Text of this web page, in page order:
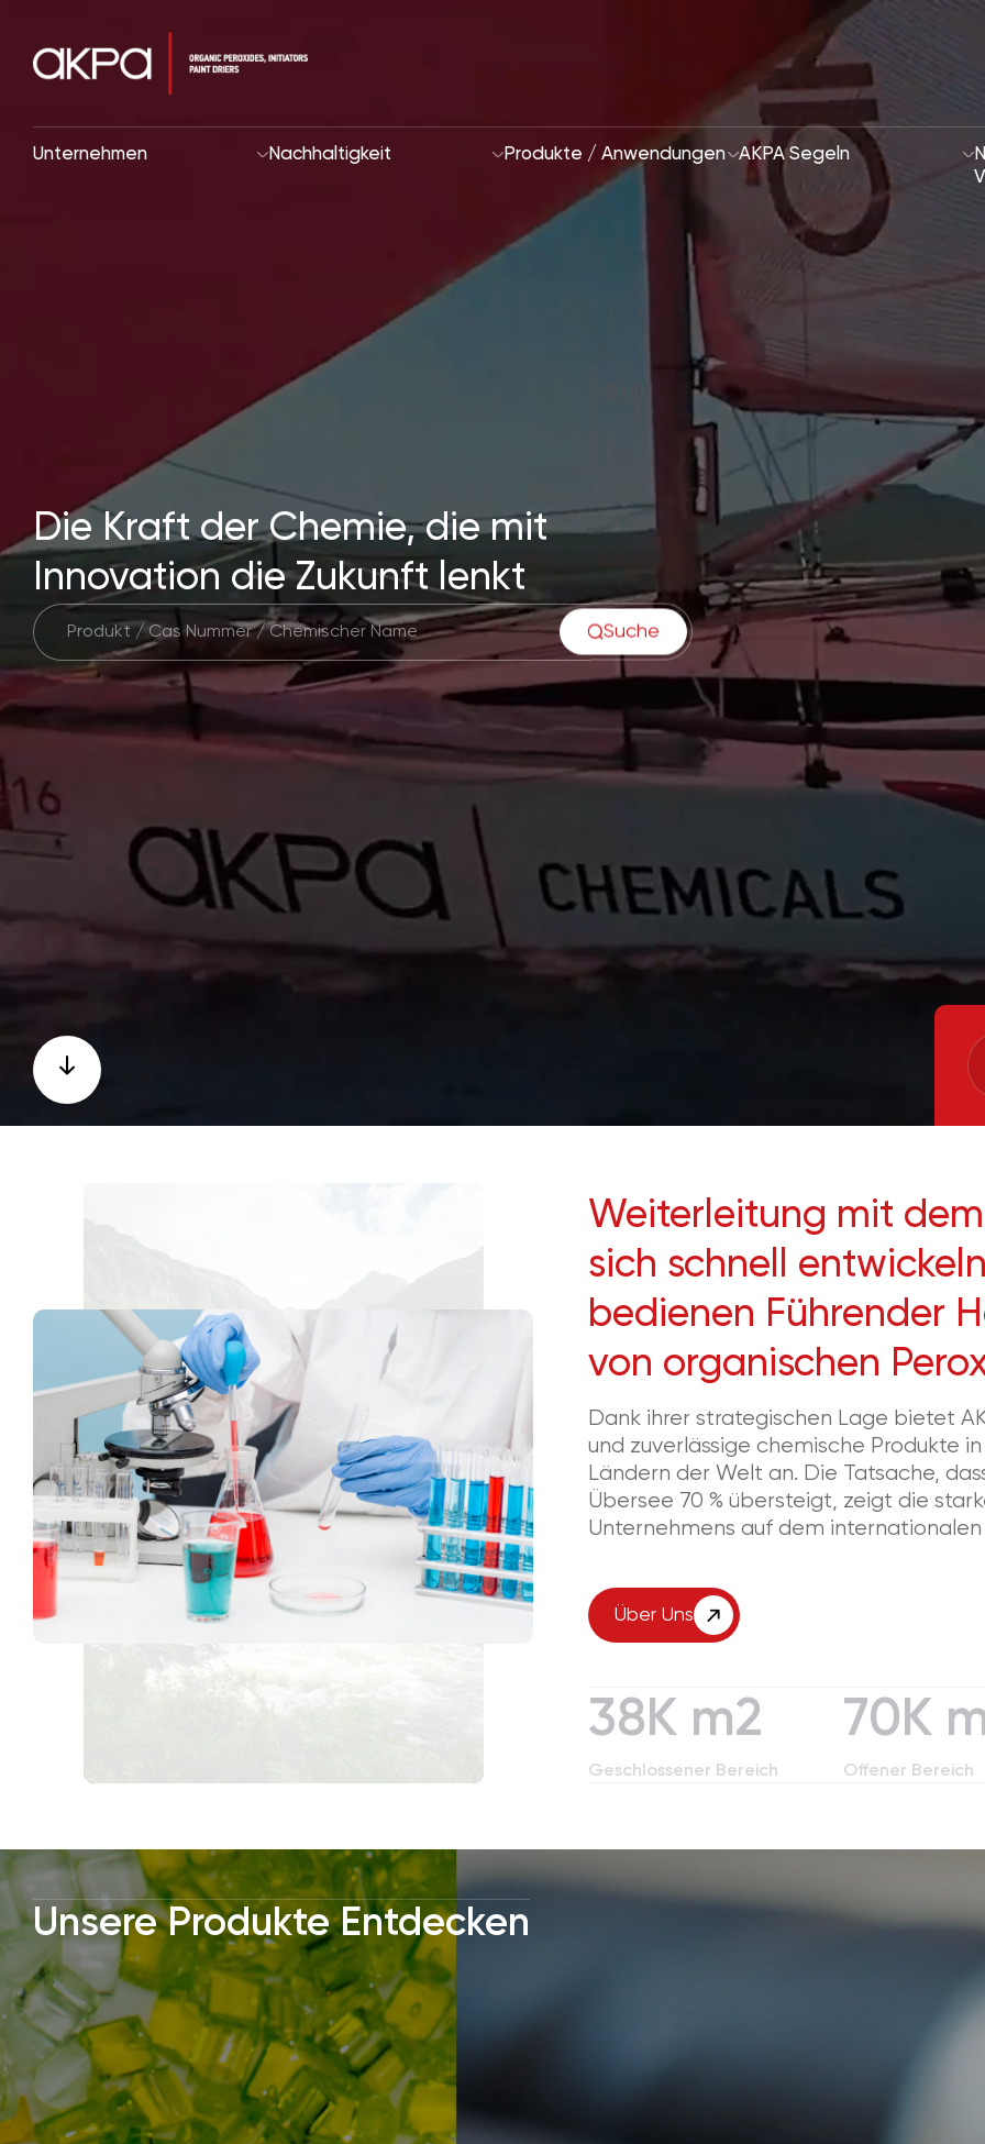
Unternehmen
2028 Strategie
F&E und Innovation
Nachhaltigkeit Produkte / Anwendungen AKPA Segeln
Suche
Die Kraft der Chemie, die mit
Innovation die Zukunft lenkt
Suche
Weiterleitung mit
sich schnell
bedienen Führender
von organischen
Dank ihrer strategischen Lage bietet
und zuverlässige chemische Produkte
Ländern der Welt an. Die Tatsache,
Übersee 70 % übersteigt, zeigt die
Unternehmens auf dem
Über Uns
0
1
2
3
4
5
9
0
1
2
3
4
5
6
7
8
9
K m2
Geschlossener Bereich
0
1
2
3
4
7
8
9
0
1
2
3
K
Offener Bereich
Unsere Produkte Entdecken